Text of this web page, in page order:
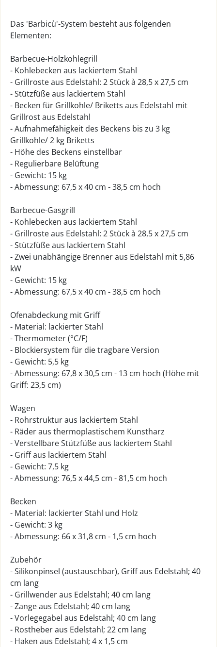
Das 'Barbicù'-System besteht aus folgenden
Elementen:
Barbecue-Holzkohlegrill
- Kohlebecken aus lackiertem Stahl
- Grillroste aus Edelstahl: 2 Stück à 28,5 x 27,5 cm
- Stützfüße aus lackiertem Stahl
- Becken für Grillkohle/ Briketts aus Edelstahl mit
Grillrost aus Edelstahl
- Aufnahmefähigkeit des Beckens bis zu 3 kg
Grillkohle/ 2 kg Briketts
- Höhe des Beckens einstellbar
- Regulierbare Belüftung
- Gewicht: 15 kg
- Abmessung: 67,5 x 40 cm - 38,5 cm hoch
Barbecue-Gasgrill
- Kohlebecken aus lackiertem Stahl
- Grillroste aus Edelstahl: 2 Stück à 28,5 x 27,5 cm
- Stützfüße aus lackiertem Stahl
- Zwei unabhängige Brenner aus Edelstahl mit 5,86
kW
- Gewicht: 15 kg
- Abmessung: 67,5 x 40 cm - 38,5 cm hoch
Ofenabdeckung mit Griff
- Material: lackierter Stahl
- Thermometer (°C/F)
- Blockiersystem für die tragbare Version
- Gewicht: 5,5 kg
- Abmessung: 67,8 x 30,5 cm - 13 cm hoch (Höhe mit
Griff: 23,5 cm)
Wagen
- Rohrstruktur aus lackiertem Stahl
- Räder aus thermoplastischem Kunstharz
- Verstellbare Stützfüße aus lackiertem Stahl
- Griff aus lackiertem Stahl
- Gewicht: 7,5 kg
- Abmessung: 76,5 x 44,5 cm - 81,5 cm hoch
Becken
- Material: lackierter Stahl und Holz
- Gewicht: 3 kg
- Abmessung: 66 x 31,8 cm - 1,5 cm hoch
Zubehör
- Silikonpinsel (austauschbar), Griff aus Edelstahl; 40
cm lang
- Grillwender aus Edelstahl; 40 cm lang
- Zange aus Edelstahl; 40 cm lang
- Vorlegegabel aus Edelstahl; 40 cm lang
- Rostheber aus Edelstahl; 22 cm lang
- Haken aus Edelstahl; 4 x 1,5 cm